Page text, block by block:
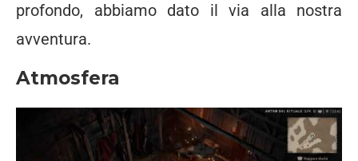
profondo, abbiamo dato il via alla nostra
avventura.
Atmosfera